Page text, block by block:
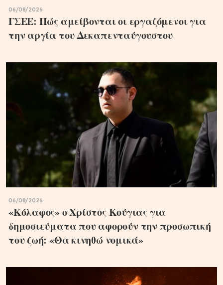
06/08/2026
ΓΣΕΕ: Πώς αμείβονται οι εργαζόμενοι για
την αργία του Δεκαπενταύγουστου
06/08/2026
«Κόλαφος» ο Χρίστος Κούγιας για
δημοσιεύματα που αφορούν την προσωπική
του ζωή: «Θα κινηθώ νομικά»